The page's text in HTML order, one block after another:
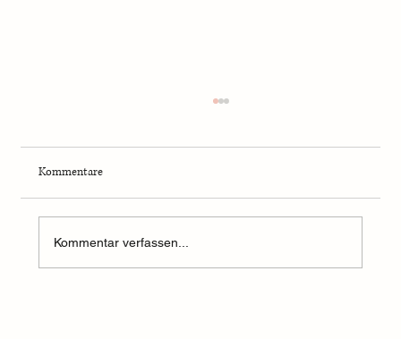
Kommentare
Kommentar verfassen...